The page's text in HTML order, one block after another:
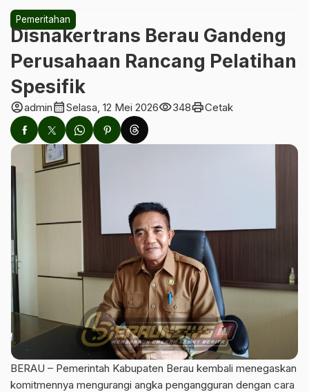
Pemeritahan
Disnakertrans Berau Gandeng
Perusahaan Rancang Pelatihan
Spesifik
account_circleadmincalendar_monthSelasa, 12 Mei 2026visibility348printCetak
BERAU – Pemerintah Kabupaten Berau kembali menegaskan
komitmennya mengurangi angka pengangguran dengan cara